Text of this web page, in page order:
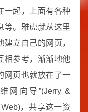
一起，上面有各种
等。雅虎就从这里
立自己的网页，
相参考，渐渐地他
网页也就放在了一
网向导”(Jerry &
Web)，共享这一资